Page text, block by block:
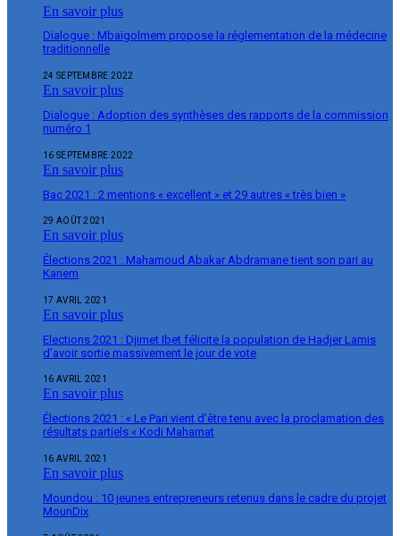
En savoir plus
Dialogue : Mbaïgolmem propose la réglementation de la médecine
traditionnelle
24 SEPTEMBRE 2022
En savoir plus
Dialogue : Adoption des synthèses des rapports de la commission
numéro 1
16 SEPTEMBRE 2022
En savoir plus
Bac 2021 : 2 mentions « excellent » et 29 autres « très bien »
29 AOÛT 2021
En savoir plus
Élections 2021 : Mahamoud Abakar Abdramane tient son pari au
Kanem
17 AVRIL 2021
En savoir plus
Elections 2021 : Djimet Ibet félicite la population de Hadjer Lamis
d’avoir sortie massivement le jour de vote
16 AVRIL 2021
En savoir plus
Élections 2021 : « Le Pari vient d’être tenu avec la proclamation des
résultats partiels « Kodi Mahamat
16 AVRIL 2021
En savoir plus
Moundou : 10 jeunes entrepreneurs retenus dans le cadre du projet
MounDix